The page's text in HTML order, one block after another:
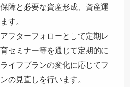
障と必要な資産形成、資産運
す。
フターフォローとして定期レ
セミナー等を通じて定期的に
イフプランの変化に応じてフ
の見直しを行います。